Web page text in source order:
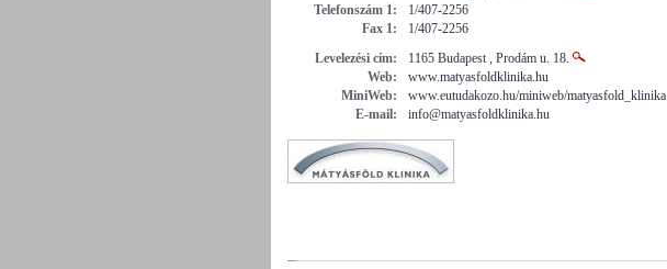
Telefonszám 1:
1/407-2256
Fax 1:
1/407-2256
Levelezési cím:
1165 Budapest , Prodám u. 18.
Web:
www.matyasfoldklinika.hu
MiniWeb:
www.eutudakozo.hu/miniweb/matyasfold_klinika
E-mail:
info@matyasfoldklinika.hu